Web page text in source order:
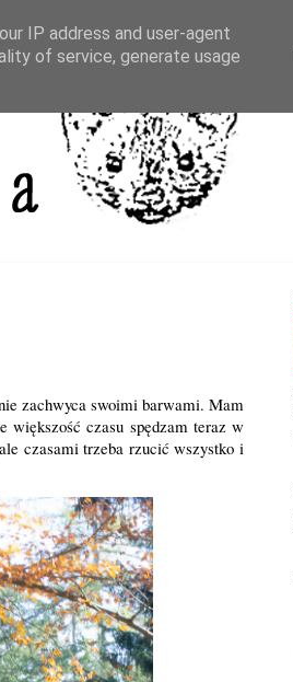
zachwyca swoimi barwami. Mam
większość czasu spędzam teraz w
czasami trzeba rzucić wszystko i
IP address and user-agent
of service, generate usage